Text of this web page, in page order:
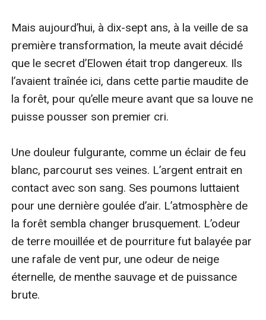
Mais aujourd’hui, à dix-sept ans, à la veille de sa
première transformation, la meute avait décidé
que le secret d’Elowen était trop dangereux. Ils
l’avaient traînée ici, dans cette partie maudite de
la forêt, pour qu’elle meure avant que sa louve ne
puisse pousser son premier cri.
Une douleur fulgurante, comme un éclair de feu
blanc, parcourut ses veines. L’argent entrait en
contact avec son sang. Ses poumons luttaient
pour une dernière goulée d’air. L’atmosphère de
la forêt sembla changer brusquement. L’odeur
de terre mouillée et de pourriture fut balayée par
une rafale de vent pur, une odeur de neige
éternelle, de menthe sauvage et de puissance
brute.